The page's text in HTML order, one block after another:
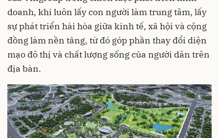
doanh, khi luôn lấy con người làm trung tâm, lấy
sự phát triển hài hòa giữa kinh tế, xã hội và cộng
đồng làm nền tảng, từ đó góp phần thay đổi diện
mạo đô thị và chất lượng sống của người dân trên
địa bàn.